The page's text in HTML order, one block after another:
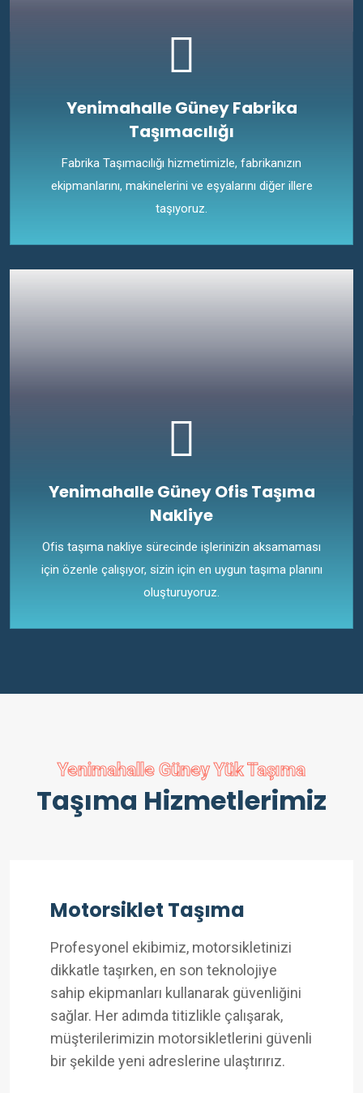
Yenimahalle Güney Fabrika
Taşımacılığı
Fabrika Taşımacılığı hizmetimizle, fabrikanızın
ekipmanlarını, makinelerini ve eşyalarını diğer illere
taşıyoruz.
Yenimahalle Güney Ofis Taşıma
Nakliye
Ofis taşıma nakliye sürecinde işlerinizin aksamaması
için özenle çalışıyor, sizin için en uygun taşıma planını
oluşturuyoruz.
Yenimahalle Güney Yük Taşıma
Taşıma Hizmetlerimiz
Motorsiklet Taşıma
Profesyonel ekibimiz, motorsikletinizi
dikkatle taşırken, en son teknolojiye
sahip ekipmanları kullanarak güvenliğini
sağlar. Her adımda titizlikle çalışarak,
müşterilerimizin motorsikletlerini güvenli
bir şekilde yeni adreslerine ulaştırırız.